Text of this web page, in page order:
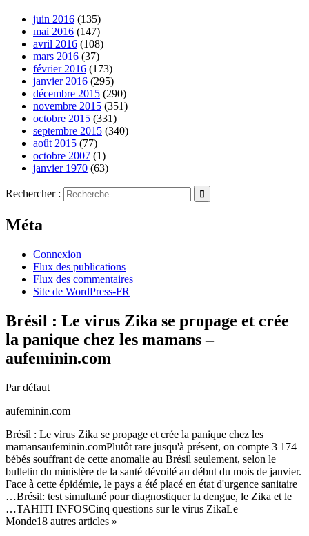
juin 2016 (135)
mai 2016 (147)
avril 2016 (108)
mars 2016 (37)
février 2016 (173)
janvier 2016 (295)
décembre 2015 (290)
novembre 2015 (351)
octobre 2015 (331)
septembre 2015 (340)
août 2015 (77)
octobre 2007 (1)
janvier 1970 (63)
Rechercher :
Méta
Connexion
Flux des publications
Flux des commentaires
Site de WordPress-FR
Brésil : Le virus Zika se propage et crée
la panique chez les mamans –
aufeminin.com
Par défaut
aufeminin.com
Brésil : Le virus Zika se propage et crée la panique chez les
mamansaufeminin.comPlutôt rare jusqu'à présent, on compte 3 174
bébés souffrant de cette anomalie au Brésil seulement, selon le
bulletin du ministère de la santé dévoilé au début du mois de janvier.
Face à cette épidémie, le pays a été placé en état d'urgence sanitaire
…Brésil: test simultané pour diagnostiquer la dengue, le Zika et le
…TAHITI INFOSCinq questions sur le virus ZikaLe
Monde18 autres articles »